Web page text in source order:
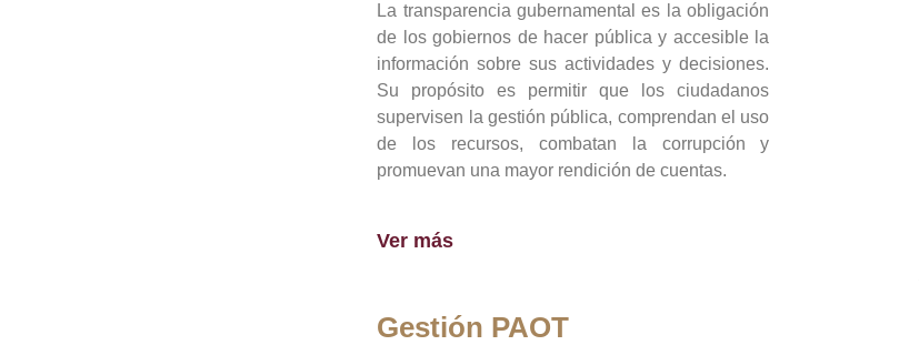
La transparencia gubernamental es la obligación
de los gobiernos de hacer pública y accesible la
información sobre sus actividades y decisiones.
Su propósito es permitir que los ciudadanos
supervisen la gestión pública, comprendan el uso
de los recursos, combatan la corrupción y
promuevan una mayor rendición de cuentas.
Ver más
Gestión PAOT